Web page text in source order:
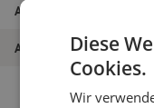
Artikel Nummer
Art des Produkts
Diese
Cookies.
Wir